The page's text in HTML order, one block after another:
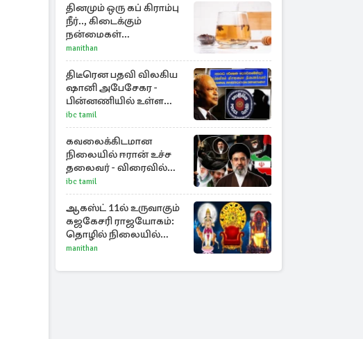
கோரிக்கை!
தினமும் ஒரு கப் கிராம்பு
நீர்.., கிடைக்கும்
நன்மைகள்
என்னென்ன?
manithan
திடீரென பதவி விலகிய
ஷானி அபேசேகர -
பின்னணியில் உள்ள
காரணம்
ibc tamil
கவலைக்கிடமான
நிலையில் ஈரான் உச்ச
தலைவர் - விரைவில்
மறைவு குறித்த செய்தி
ibc tamil
ஆகஸ்ட் 11ல் உருவாகும்
கஜகேசரி ராஜயோகம்:
தொழில் நிலையில்
அதிர்ஷ்டம் பெறும் 3
manithan